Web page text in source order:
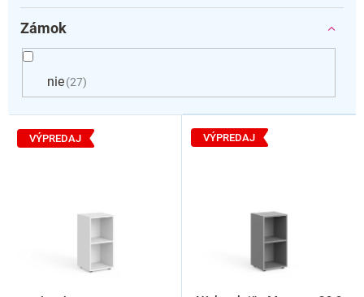
Zámok
nie 27
V
VÝPREDAJ VÝPREDAJ